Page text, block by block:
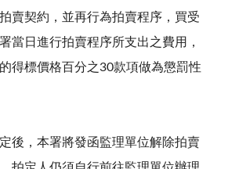
賣契約，並再行為拍賣程序，買受
當日進行拍賣程序所支出之費用，
得標價格百分之30款項做為懲罰性
定後，本署將發函監理單位解除拍賣